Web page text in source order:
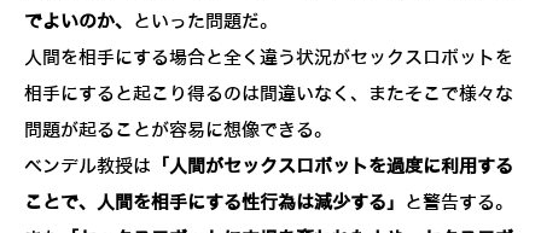
でよいのか、
といった問題だ。
人間を相手にする場合と全く違う状況がセックスロボットを
相手にすると起こり得るのは間違いなく、またそこで様々な
問題が起ることが容易に想像できる。
ベンデル教授は 「人間がセックスロボットを過度に利用する
ことで、人間を相手にする性行為は減少する」
と警告する。